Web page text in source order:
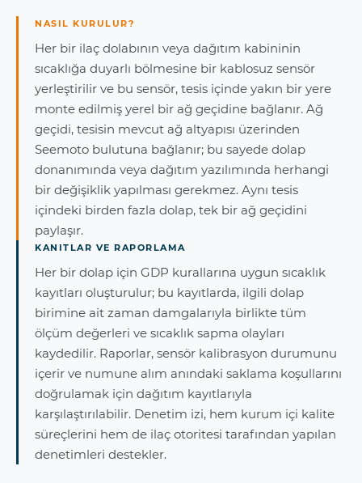
NASIL KURULUR?
Her bir ilaç dolabının veya dağıtım kabininin
sıcaklığa duyarlı bölmesine bir kablosuz sensör
yerleştirilir ve bu sensör, tesis içinde yakın bir yere
monte edilmiş yerel bir ağ geçidine bağlanır. Ağ
geçidi, tesisin mevcut ağ altyapısı üzerinden
Seemoto bulutuna bağlanır; bu sayede dolap
donanımında veya dağıtım yazılımında herhangi
bir değişiklik yapılması gerekmez. Aynı tesis
içindeki birden fazla dolap, tek bir ağ geçidini
paylaşır.
KANITLAR VE RAPORLAMA
Her bir dolap için GDP kurallarına uygun sıcaklık
kayıtları oluşturulur; bu kayıtlarda, ilgili dolap
birimine ait zaman damgalarıyla birlikte tüm
ölçüm değerleri ve sıcaklık sapma olayları
kaydedilir. Raporlar, sensör kalibrasyon durumunu
içerir ve numune alım anındaki saklama koşullarını
doğrulamak için dağıtım kayıtlarıyla
karşılaştırılabilir. Denetim izi, hem kurum içi kalite
süreçlerini hem de ilaç otoritesi tarafından yapılan
denetimleri destekler.